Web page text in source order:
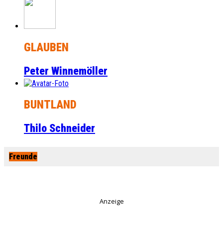
GLAUBEN
Peter Winnemöller
BUNTLAND
Thilo Schneider
Freunde
Anzeige